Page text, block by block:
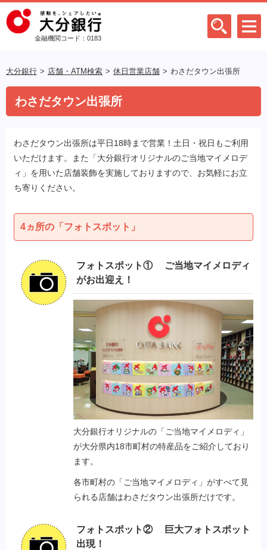
金融機関コード：0183
大分銀行 店舗・ATM検索 休日営業店舗 わさだタウン出張所
わさだタウン出張所
わさだタウン出張所は平日18時まで営業！土日・祝日もご利用
いただけます。また「大分銀行オリジナルのご当地マイメロデ
ィ」を用いた店舗装飾を実施しておりますので、お気軽にお立
ち寄りください。
4ヵ所の「フォトスポット」
フォトスポット① ご当地マイメロディ
がお出迎え！
大分銀行オリジナルの「ご当地マイメロディ」
が大分県内18市町村の特産品をご紹介しており
ます。
各市町村の「ご当地マイメロディ」がすべて見
られる店舗はわさだタウン出張所だけです。
フォトスポット② 巨大フォトスポット
出現！